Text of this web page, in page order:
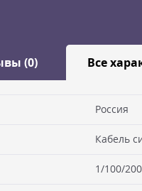
(0) Все
(метро "Бутырская") после
Россия
Кабель
1/100/200